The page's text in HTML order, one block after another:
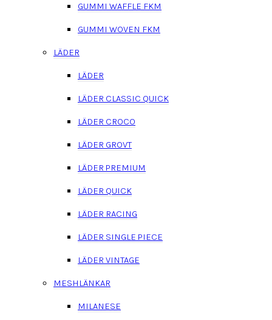
GUMMI WAFFLE FKM
GUMMI WOVEN FKM
LÄDER
LÄDER
LÄDER CLASSIC QUICK
LÄDER CROCO
LÄDER GROVT
LÄDER PREMIUM
LÄDER QUICK
LÄDER RACING
LÄDER SINGLE PIECE
LÄDER VINTAGE
MESHLÄNKAR
MILANESE